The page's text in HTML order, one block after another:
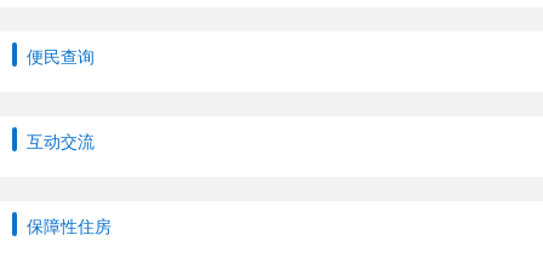
便民查询
互动交流
保障性住房